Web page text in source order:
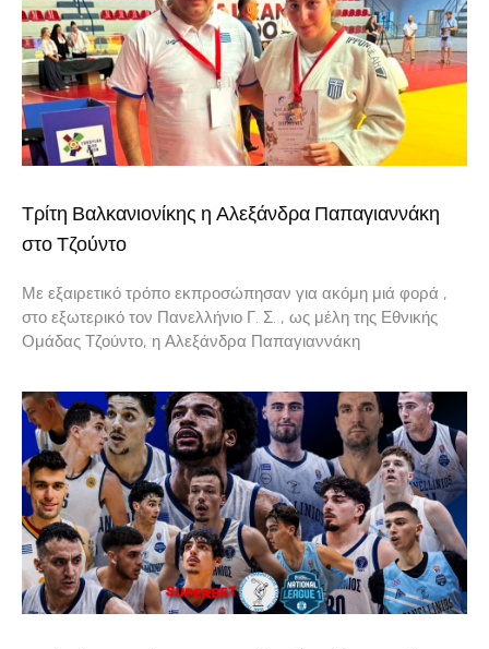
Τρίτη Βαλκανιονίκης η Αλεξάνδρα Παπαγιαννάκη
στο Τζούντο
Με εξαιρετικό τρόπο εκπροσώπησαν για ακόμη μιά φορά ,
στο εξωτερικό τον Πανελλήνιο Γ. Σ. , ως μέλη της Εθνικής
Ομάδας Τζούντο, η Αλεξάνδρα Παπαγιαννάκη